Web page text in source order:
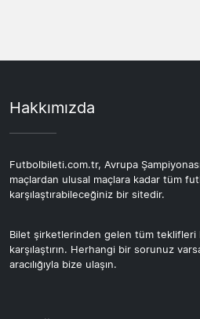
tutmanın en iyi yolu.
gibi diğer şehirleriyle birleştirilen
netleştiriyor.
Hakkımızda
Futbolbileti.com.tr, Avrupa
maçlardan ulusal maçlara kadar tüm
karşılaştırabileceğiniz bir sitedir.
Bilet şirketlerinden gelen tüm teklifleri
karşılaştırın. Herhangi bir sorunuz
aracılığıyla bize ulaşın.